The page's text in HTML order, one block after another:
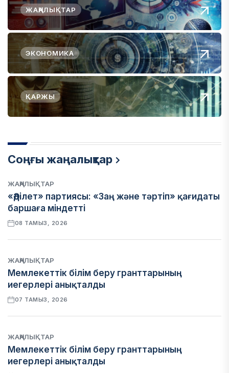
ЖАҢАЛЫҚТАР
ЭКОНОМИКА
ҚАРЖЫ
Соңғы жаңалықтар
ЖАҢАЛЫҚТАР
«Әділет» партиясы: «Заң және тәртіп» қағидаты
баршаға міндетті
08 ТАМЫЗ, 2026
ЖАҢАЛЫҚТАР
Мемлекеттік білім беру гранттарының
иегерлері анықталды
07 ТАМЫЗ, 2026
ЖАҢАЛЫҚТАР
Мемлекеттік білім беру гранттарының
иегерлері анықталды